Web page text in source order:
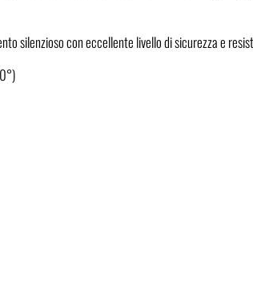
silenzioso con eccellente livello di sicurezza e